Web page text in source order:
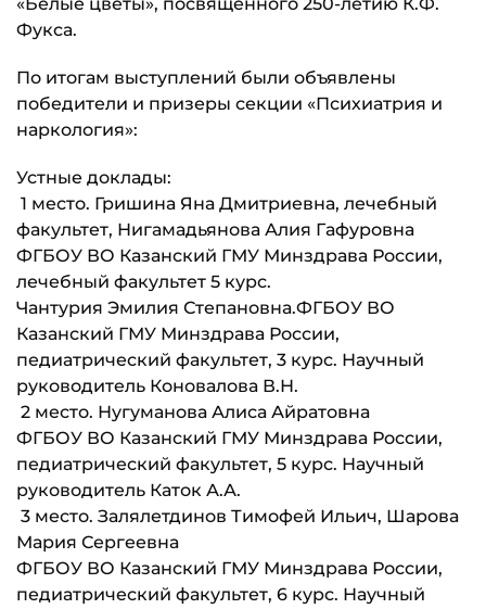
Фукса.
По итогам выступлений были объявлены
победители и призеры секции «Психиатрия и
наркология»:
Устные доклады:
1 место. Гришина Яна Дмитриевна, лечебный
факультет, Нигамадьянова Алия Гафуровна
ФГБОУ ВО Казанский ГМУ Минздрава России,
лечебный факультет 5 курс.
Чантурия Эмилия Степановна.ФГБОУ ВО
Казанский ГМУ Минздрава России,
педиатрический факультет, 3 курс. Научный
руководитель Коновалова В.Н.
2 место. Нугуманова Алиса Айратовна
ФГБОУ ВО Казанский ГМУ Минздрава России,
педиатрический факультет, 5 курс. Научный
руководитель Каток А.А.
3 место. Залялетдинов Тимофей Ильич, Шарова
Мария Сергеевна
ФГБОУ ВО Казанский ГМУ Минздрава России,
педиатрический факультет, 6 курс. Научный